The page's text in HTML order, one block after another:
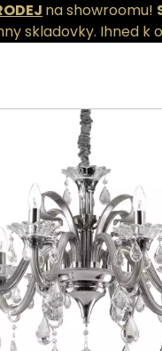
na showroomu!
skladovky. Ihned k